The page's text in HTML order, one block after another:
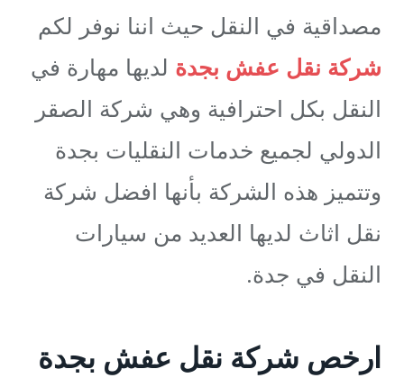
مصداقية في النقل حيث اننا نوفر لكم
شركة نقل عفش بجدة لديها مهارة في
النقل بكل احترافية وهي شركة الصقر
الدولي لجميع خدمات النقليات بجدة
وتتميز هذه الشركة بأنها افضل شركة
نقل اثاث لديها العديد من سيارات
النقل في جدة.
ارخص شركة نقل عفش بجدة